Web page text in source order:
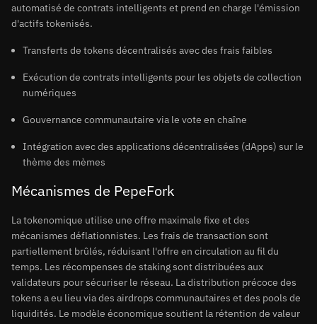
automatisé de contrats intelligents et prend en charge l'émission
d'actifs tokenisés.
Transferts de tokens décentralisés avec des frais faibles
Exécution de contrats intelligents pour les objets de collection
numériques
Gouvernance communautaire via le vote en chaîne
Intégration avec des applications décentralisées (dApps) sur le
thème des mèmes
Mécanismes de PepeFork
La tokenomique utilise une offre maximale fixe et des
mécanismes déflationnistes. Les frais de transaction sont
partiellement brûlés, réduisant l'offre en circulation au fil du
temps. Les récompenses de staking sont distribuées aux
validateurs pour sécuriser le réseau. La distribution précoce des
tokens a eu lieu via des airdrops communautaires et des pools de
liquidités. Le modèle économique soutient la rétention de valeur